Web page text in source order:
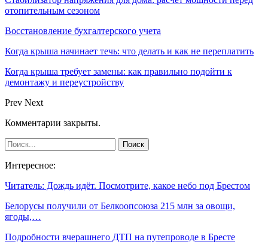
отопительным сезоном
Восстановление бухгалтерского учета
Когда крыша начинает течь: что делать и как не переплатить
Когда крыша требует замены: как правильно подойти к
демонтажу и переустройству
Prev Next
Комментарии закрыты.
Интересное:
Читатель: Дождь идёт. Посмотрите, какое небо под Брестом
Белорусы получили от Белкоопсоюза 215 млн за овощи,
ягоды,…
Подробности вчерашнего ДТП на путепроводе в Бресте